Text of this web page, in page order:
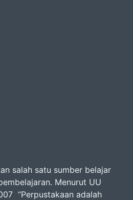
salah satu sumber belajar
Menurut UU
“Perpustakaan adalah